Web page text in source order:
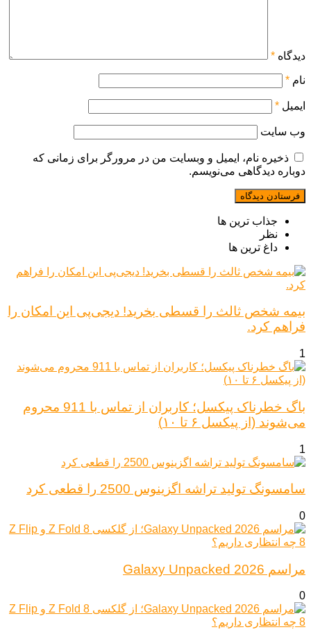
دیدگاه *
نام *
ایمیل *
وب‌ سایت
ذخیره نام، ایمیل و وبسایت من در مرورگر برای زمانی که
دوباره دیدگاهی می‌نویسم.
جذاب ترین ها
نظر
داغ ترین ها
بیمه شخص ثالث را قسطی بخرید! دیجی‌پی این امکان را
فراهم کرد.
1
باگ خطرناک پیکسل؛ کاربران از تماس با 911 محروم
می‌شوند (از پیکسل ۶ تا ۱۰)
1
سامسونگ تولید تراشه اگزینوس 2500 را قطعی کرد
0
مراسم Galaxy Unpacked 2026
0